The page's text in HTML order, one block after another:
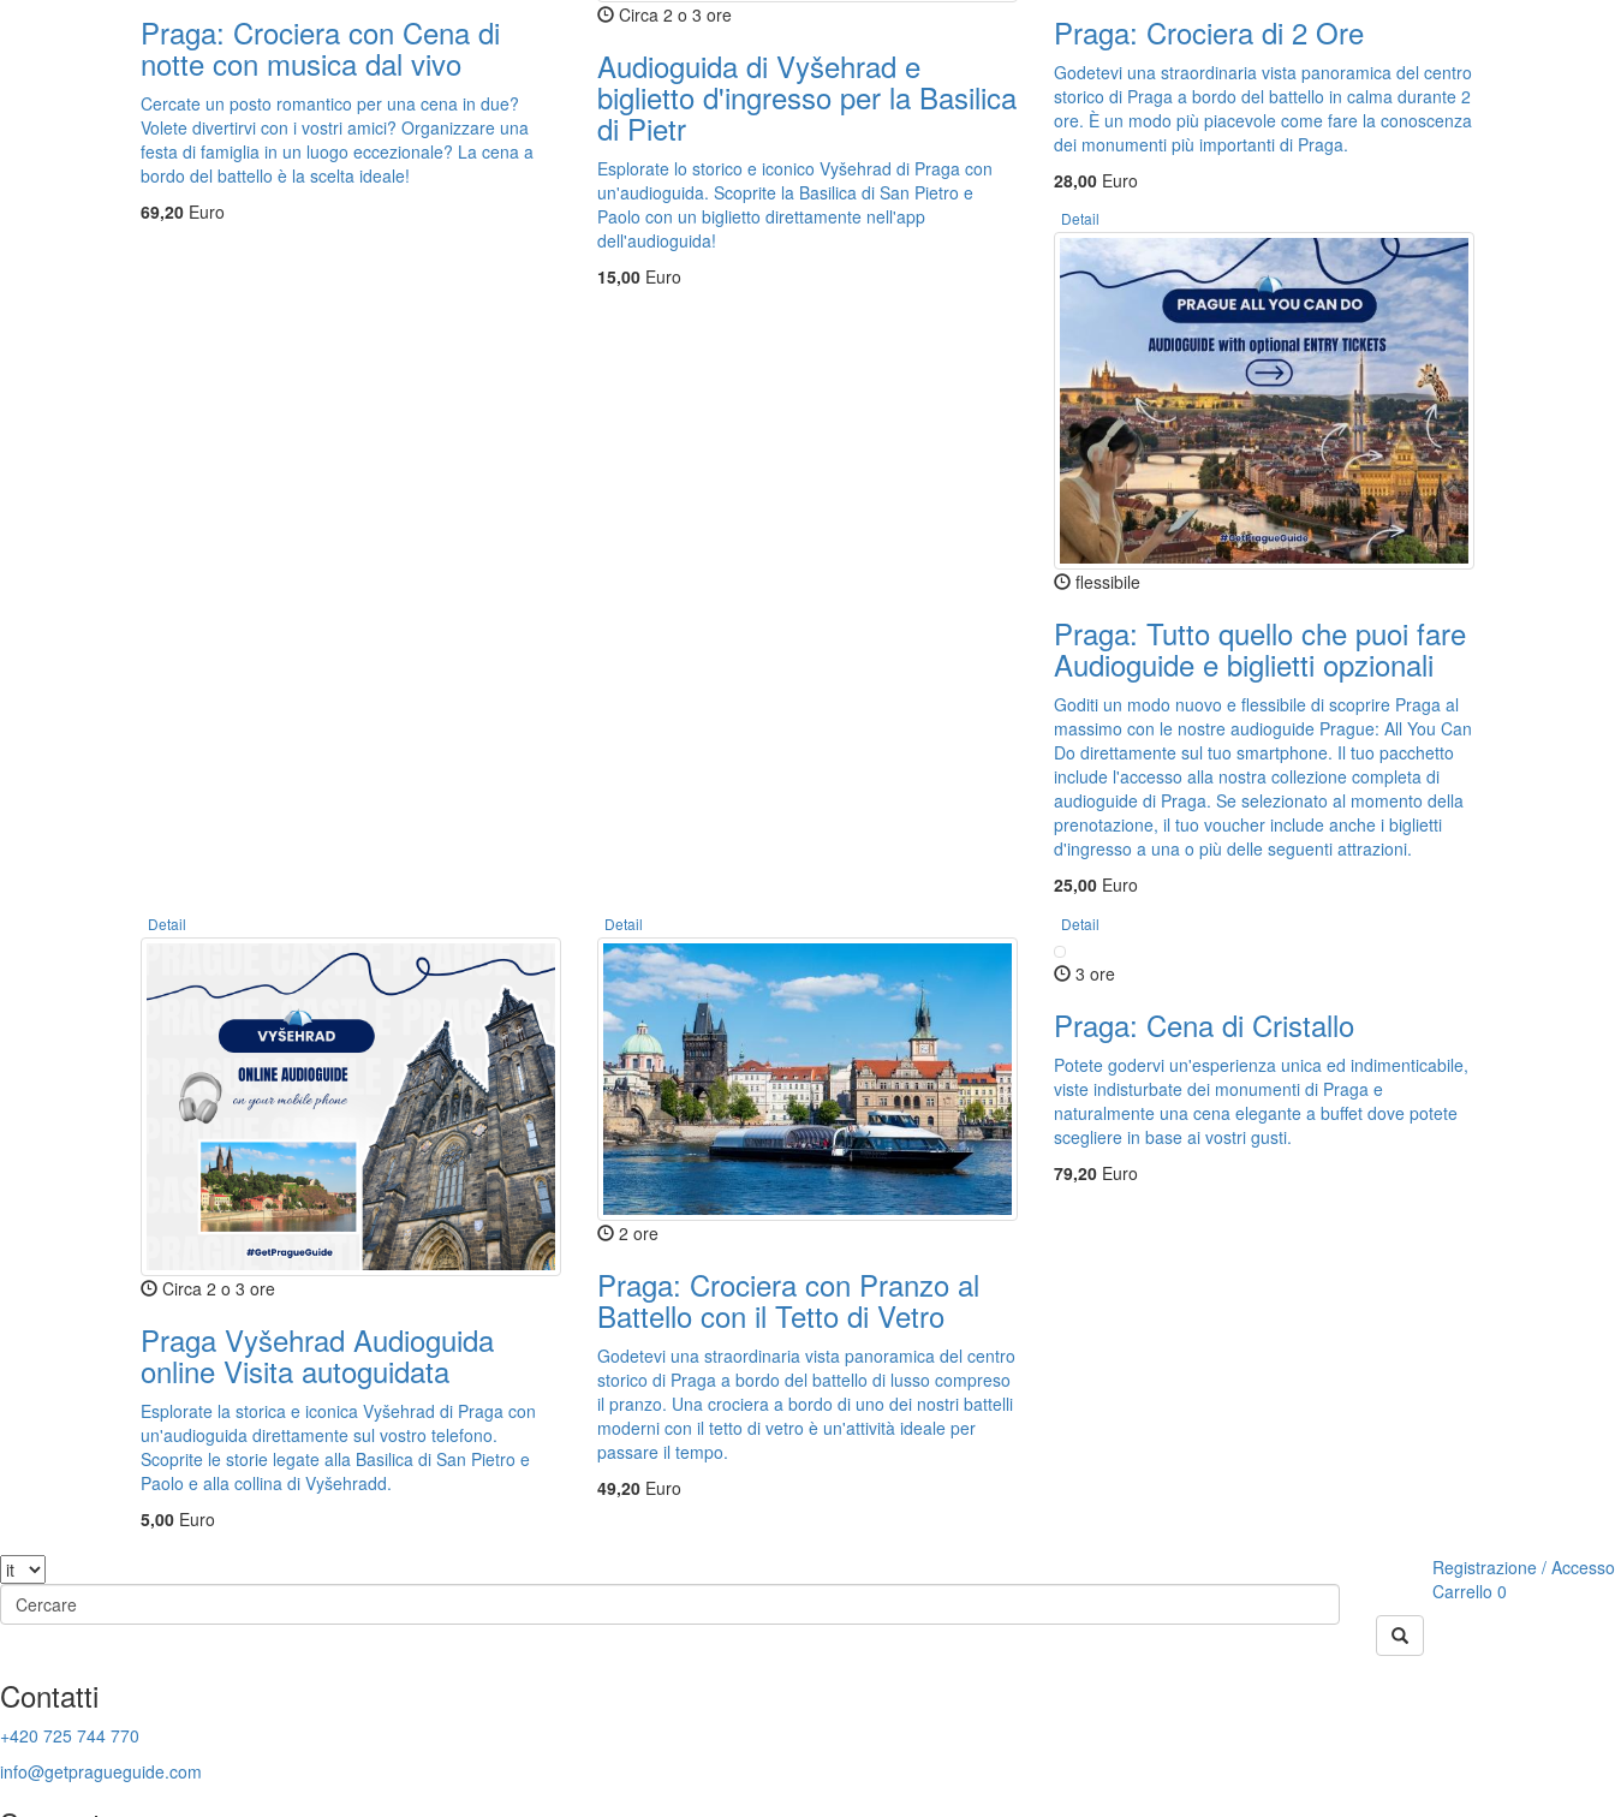
Praga: Crociera con Cena di
notte con musica dal vivo
Cercate un posto romantico per una cena in due?
Volete divertirvi con i vostri amici? Organizzare una
festa di famiglia in un luogo eccezionale? La cena a
bordo del battello è la scelta ideale!
69,20 Euro
Circa 2 o 3 ore
Audioguida di Vyšehrad e
biglietto d'ingresso per la Basilica
di Pietr
Esplorate lo storico e iconico Vyšehrad di Praga con
un'audioguida. Scoprite la Basilica di San Pietro e
Paolo con un biglietto direttamente nell'app
dell'audioguida!
15,00 Euro
Praga: Crociera di 2 Ore
Godetevi una straordinaria vista panoramica del centro
storico di Praga a bordo del battello in calma durante 2
ore. È un modo più piacevole come fare la conoscenza
dei monumenti più importanti di Praga.
28,00 Euro
Detail
flessibile
Praga: Tutto quello che puoi fare
Audioguide e biglietti opzionali
Goditi un modo nuovo e flessibile di scoprire Praga al
massimo con le nostre audioguide Prague: All You Can
Do direttamente sul tuo smartphone. Il tuo pacchetto
include l'accesso alla nostra collezione completa di
audioguide di Praga. Se selezionato al momento della
prenotazione, il tuo voucher include anche i biglietti
d'ingresso a una o più delle seguenti attrazioni.
25,00 Euro
Detail
Circa 2 o 3 ore
Praga Vyšehrad Audioguida
online Visita autoguidata
Esplorate la storica e iconica Vyšehrad di Praga con
un'audioguida direttamente sul vostro telefono.
Scoprite le storie legate alla Basilica di San Pietro e
Paolo e alla collina di Vyšehradd.
5,00 Euro
Detail
2 ore
Praga: Crociera con Pranzo al
Battello con il Tetto di Vetro
Godetevi una straordinaria vista panoramica del centro
storico di Praga a bordo del battello di lusso compreso
il pranzo. Una crociera a bordo di uno dei nostri battelli
moderni con il tetto di vetro è un'attività ideale per
passare il tempo.
49,20 Euro
Detail
3 ore
Praga: Cena di Cristallo
Potete godervi un'esperienza unica ed indimenticabile,
viste indisturbate dei monumenti di Praga e
naturalmente una cena elegante a buffet dove potete
scegliere in base ai vostri gusti.
79,20 Euro
Registrazione / Accesso
Carrello 0
Contatti
+420 725 744 770
info@getpragueguide.com